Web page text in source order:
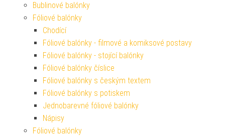
Bublinové balónky
Fóliové balónky
Chodící
Fóliové balónky - filmové a komiksové postavy
Fóliové balónky - stojící balónky
Fóliové balónky číslice
Fóliové balónky s českým textem
Fóliové balónky s potiskem
Jednobarevné fóliové balónky
Nápisy
Fóliové balónky